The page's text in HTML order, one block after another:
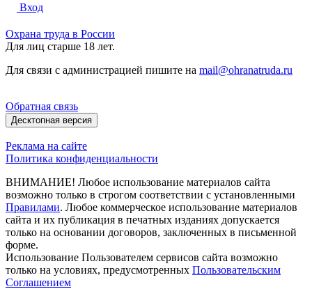
Вход
Охрана труда в России
Для лиц старше 18 лет.
Для связи с администрацией пишите на mail@ohranatruda.ru
Обратная связь
Десктопная версия
Реклама на сайте
Политика конфиденциальности
ВНИМАНИЕ! Любое использование материалов сайта
возможно только в строгом соответствии с установленными
Правилами. Любое коммерческое использование материалов
сайта и их публикация в печатных изданиях допускается
только на основании договоров, заключенных в письменной
форме.
Использование Пользователем сервисов сайта возможно
только на условиях, предусмотренных Пользовательским
Соглашением